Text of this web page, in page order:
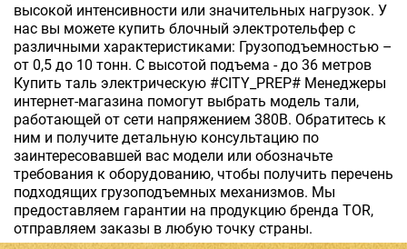
высокой интенсивности или значительных нагрузок. У
нас вы можете купить блочный электротельфер с
различными характеристиками: Грузоподъемностью –
от 0,5 до 10 тонн. С высотой подъема - до 36 метров
Купить таль электрическую #CITY_PREP# Менеджеры
интернет-магазина помогут выбрать модель тали,
работающей от сети напряжением 380В. Обратитесь к
ним и получите детальную консультацию по
заинтересовавшей вас модели или обозначьте
требования к оборудованию, чтобы получить перечень
подходящих грузоподъемных механизмов. Мы
предоставляем гарантии на продукцию бренда TOR,
отправляем заказы в любую точку страны.